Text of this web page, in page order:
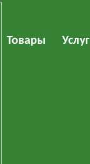
Товары